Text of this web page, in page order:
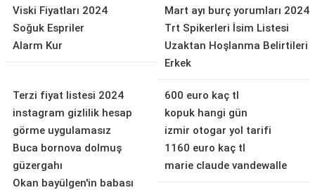
Viski Fiyatları 2024
Soğuk Espriler
Alarm Kur
Mart ayı burç yorumları 2024
Trt Spikerleri İsim Listesi
Uzaktan Hoşlanma Belirtileri
Erkek
Terzi fiyat listesi 2024
instagram gizlilik hesap
görme uygulamasız
Buca bornova dolmuş
güzergahı
Okan bayülgen'in babası
600 euro kaç tl
kopuk hangi gün
izmir otogar yol tarifi
1160 euro kaç tl
marie claude vandewalle